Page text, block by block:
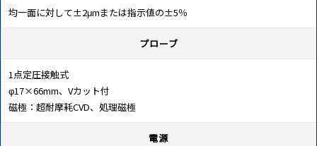
均一面に対して±2μmまたは指示値の±5％
プローブ
1点定圧接触式
φ17×66mm、Vカット付
磁極：超耐摩耗CVD、処理磁極
電源